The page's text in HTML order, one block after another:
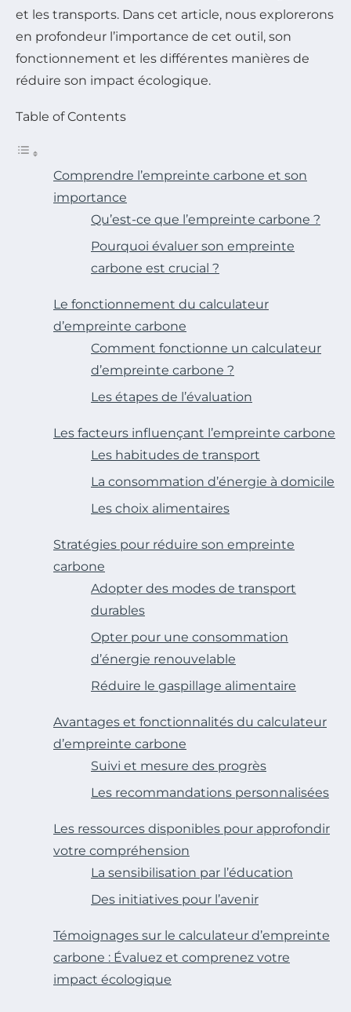
et les transports. Dans cet article, nous explorerons
en profondeur l’importance de cet outil, son
fonctionnement et les différentes manières de
réduire son impact écologique.
Table of Contents
Comprendre l’empreinte carbone et son
importance
Qu’est-ce que l’empreinte carbone ?
Pourquoi évaluer son empreinte
carbone est crucial ?
Le fonctionnement du calculateur
d’empreinte carbone
Comment fonctionne un calculateur
d’empreinte carbone ?
Les étapes de l’évaluation
Les facteurs influençant l’empreinte carbone
Les habitudes de transport
La consommation d’énergie à domicile
Les choix alimentaires
Stratégies pour réduire son empreinte
carbone
Adopter des modes de transport
durables
Opter pour une consommation
d’énergie renouvelable
Réduire le gaspillage alimentaire
Avantages et fonctionnalités du calculateur
d’empreinte carbone
Suivi et mesure des progrès
Les recommandations personnalisées
Les ressources disponibles pour approfondir
votre compréhension
La sensibilisation par l’éducation
Des initiatives pour l’avenir
Témoignages sur le calculateur d’empreinte
carbone : Évaluez et comprenez votre
impact écologique